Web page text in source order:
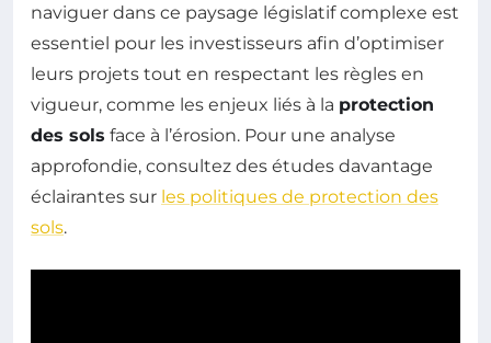
naviguer dans ce paysage législatif complexe est
essentiel pour les investisseurs afin d’optimiser
leurs projets tout en respectant les règles en
vigueur, comme les enjeux liés à la protection
des sols face à l’érosion. Pour une analyse
approfondie, consultez des études davantage
éclairantes sur les politiques de protection des
sols.